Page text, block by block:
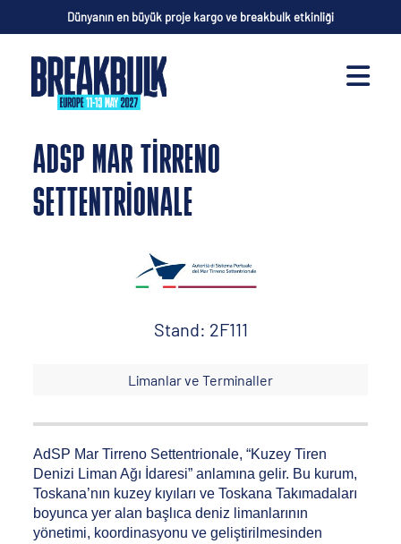
Dünyanın en büyük proje kargo ve breakbulk etkinliği
ADSP MAR TIRRENO
SETTENTRIONALE
Stand: 2F111
Limanlar ve Terminaller
AdSP Mar Tirreno Settentrionale, “Kuzey Tiren
Denizi Liman Ağı İdaresi” anlamına gelir. Bu kurum,
Toskana’nın kuzey kıyıları ve Toskana Takımadaları
boyunca yer alan başlıca deniz limanlarının
yönetimi, koordinasyonu ve geliştirilmesinden